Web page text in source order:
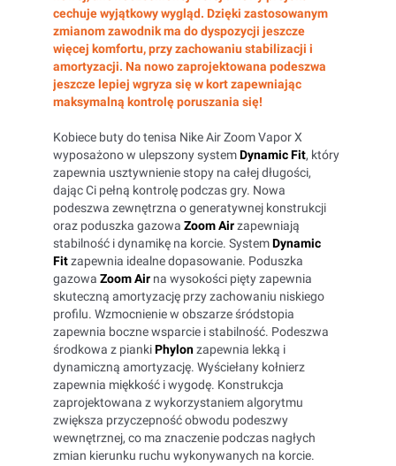
cechuje wyjątkowy wygląd. Dzięki zastosowanym
zmianom zawodnik ma do dyspozycji jeszcze
więcej komfortu, przy zachowaniu stabilizacji i
amortyzacji. Na nowo zaprojektowana podeszwa
jeszcze lepiej wgryza się w kort zapewniając
maksymalną kontrolę poruszania się!
Kobiece buty do tenisa Nike Air Zoom Vapor X
wyposażono w ulepszony systemDynamic Fit, który
zapewnia usztywnienie stopy na całej długości,
dając Ci pełną kontrolę podczas gry. Nowa
podeszwa zewnętrzna o generatywnej konstrukcji
oraz poduszka gazowa Zoom Airzapewniają
stabilność i dynamikę na korcie. SystemDynamic
Fitzapewnia idealne dopasowanie. Poduszka
gazowa Zoom Air na wysokości pięty zapewnia
skuteczną amortyzację przy zachowaniu niskiego
profilu. Wzmocnienie w obszarze śródstopia
zapewnia boczne wsparcie i stabilność. Podeszwa
środkowa z piankiPhylonzapewnia lekką i
dynamiczną amortyzację. Wyściełany kołnierz
zapewnia miękkość i wygodę. Konstrukcja
zaprojektowana z wykorzystaniem algorytmu
zwiększa przyczepność obwodu podeszwy
wewnętrznej, co ma znaczenie podczas nagłych
zmian kierunku ruchu wykonywanych na korcie.